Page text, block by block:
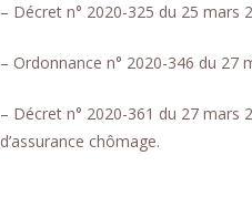
– Décret n° 2020-325 du 25 mars
– Ordonnance n° 2020-346 du 27
– Décret n° 2020-361 du 27
d’assurance chômage.